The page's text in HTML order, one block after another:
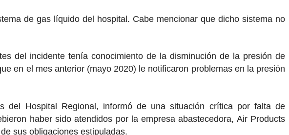
de gas líquido del hospital. Cabe mencionar que dicho sistema no
del incidente tenía conocimiento de la disminución de la presión de
en el mes anterior (mayo 2020) le notificaron problemas en la presión
Hospital Regional, informó de una situación crítica por falta de
haber sido atendidos por la empresa abastecedora, Air Products
sus obligaciones estipuladas.